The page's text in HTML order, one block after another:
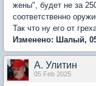
жены", будет не за
соответственно
Так что ну его от
Изменено: Шалый,
А. Улитин
05 Feb 2025